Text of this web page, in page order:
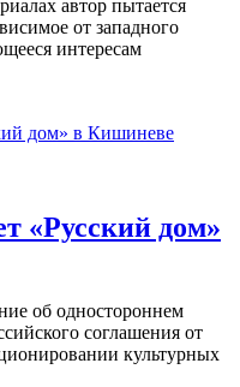
автор пытается
от западного
интересам
«Русский дом»
об одностороннем
соглашения от
культурных